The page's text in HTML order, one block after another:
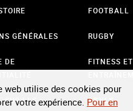
GÉNÉRALES
DE
SUR LES
FOOTBALL
RUGBY
FITNESS ET
STYLE
web utilise des cookies pour
votre expérience. Pour en